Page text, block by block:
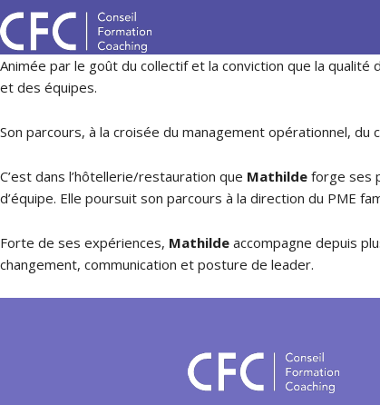
Animée par le goût du collectif et la conviction que la
et des équipes.
Son parcours, à la croisée du management opérationnel,
C’est dans l’hôtellerie/restauration que Mathilde forge ses
d’équipe. Elle poursuit son parcours à la direction du PME
Forte de ses expériences, Mathilde accompagne depuis
changement, communication et posture de leader.